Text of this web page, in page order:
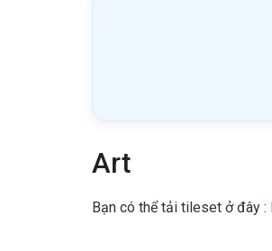
Art
Bạn có thể tải tileset ở đây :